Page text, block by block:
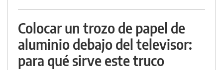
Colocar un trozo de papel de
aluminio debajo del televisor:
para qué sirve este truco